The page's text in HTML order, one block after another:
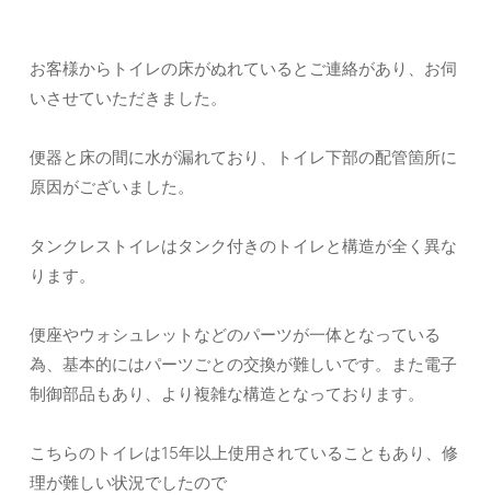
お客様からトイレの床がぬれているとご連絡があり、お伺
いさせていただきました。
便器と床の間に水が漏れており、トイレ下部の配管箇所に
原因がございました。
タンクレストイレはタンク付きのトイレと構造が全く異な
ります。
便座やウォシュレットなどのパーツが一体となっている
為、基本的にはパーツごとの交換が難しいです。また電子
制御部品もあり、より複雑な構造となっております。
こちらのトイレは15年以上使用されていることもあり、修
理が難しい状況でしたので